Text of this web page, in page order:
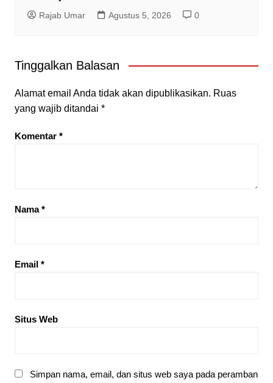
Rajab Umar Agustus 5, 2026 0
Tinggalkan Balasan
Alamat email Anda tidak akan dipublikasikan. Ruas
yang wajib ditandai *
Komentar *
Nama*
Email *
Situs Web
Simpan nama, email, dan situs web saya pada peramban